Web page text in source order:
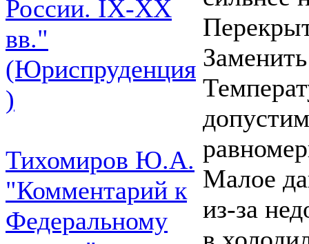
России. IХ-ХХ
вв."
(Юриспруденция
)
Тихомиров Ю.А.
"Комментарий к
Федеральному
Малое
из-за